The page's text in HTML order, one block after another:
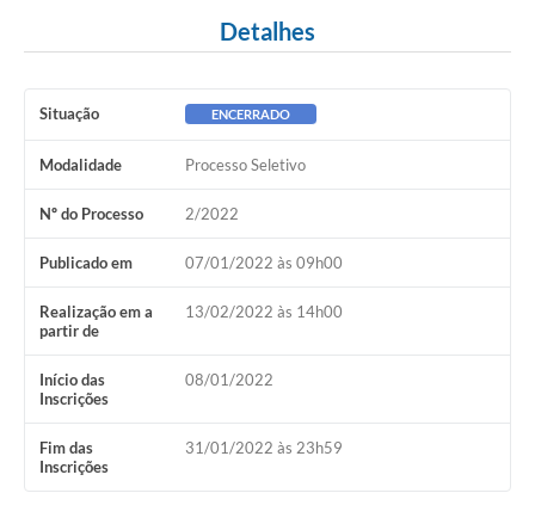
Arquivos para Download
Turismo
Obras
Galeria de Vídeos
Secretarias
Projetos
Contas Públicas
Editais
Detalhes
Situação ENCERRADO
Modalidade Processo Seletivo
Nº do Processo 2/2022
Publicado em 07/01/2022 às 09h00
Realização em a
partir de
13/02/2022 às 14h00
Início das
Inscrições
08/01/2022
Fim das
Inscrições
31/01/2022 às 23h59